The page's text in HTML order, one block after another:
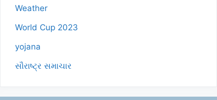
Weather
World Cup 2023
yojana
સૌરાષ્ટ્ર સમાચાર